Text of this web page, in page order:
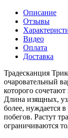
Описание
Отзывы
Видео
Оплата
Доставка
Традесканция
очаровательный
которого
Длина изящных,
более, нуждается
побегов. Растут
ограничиваются